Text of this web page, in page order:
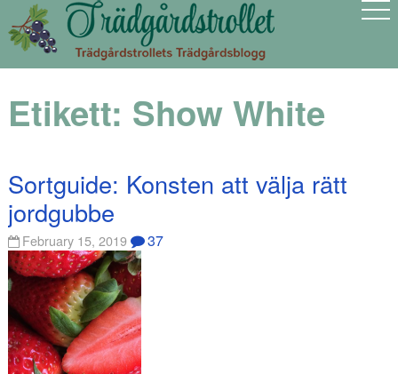
Etikett: Show White
Sortguide: Konsten att välja rätt
jordgubbe
February 15, 2019 37